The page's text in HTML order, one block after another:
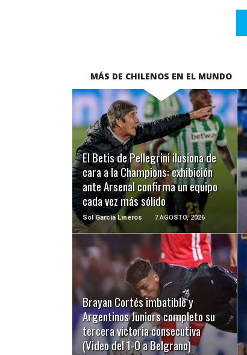
MÁS DE CHILENOS EN EL MUNDO
El Betis de Pellegrini ilusiona de
cara a la Champions: exhibición
ante Arsenal confirma un equipo
cada vez más sólido
Sol Garcia Lineros 7 AGOSTO, 2026
LEER MÁS
Brayan Cortés imbatible y
Argentinos Juniors completo su
tercera victoria consecutiva
(Video del 1-0 a Belgrano)
LEER MÁS